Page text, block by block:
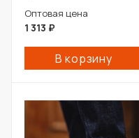
Оптовая цена
1 313 ₽
В корзину